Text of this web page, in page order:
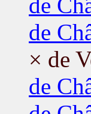
de
× de
de